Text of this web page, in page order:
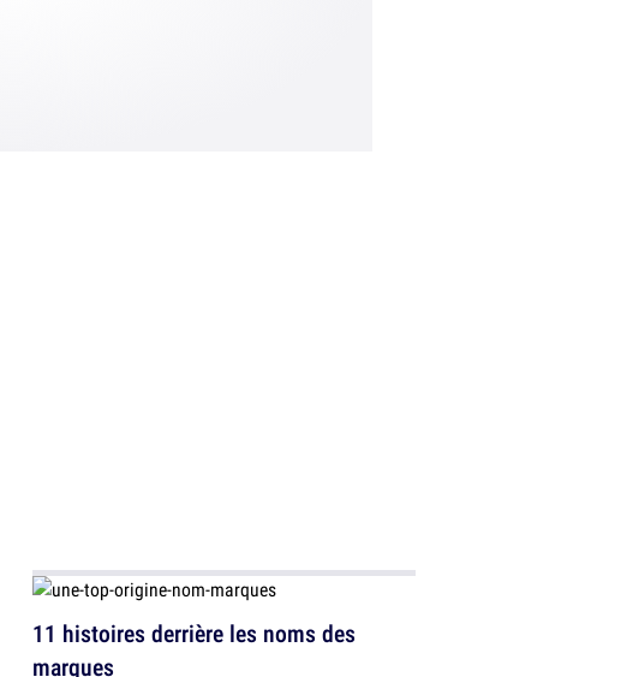
11 histoires derrière les noms des
marques